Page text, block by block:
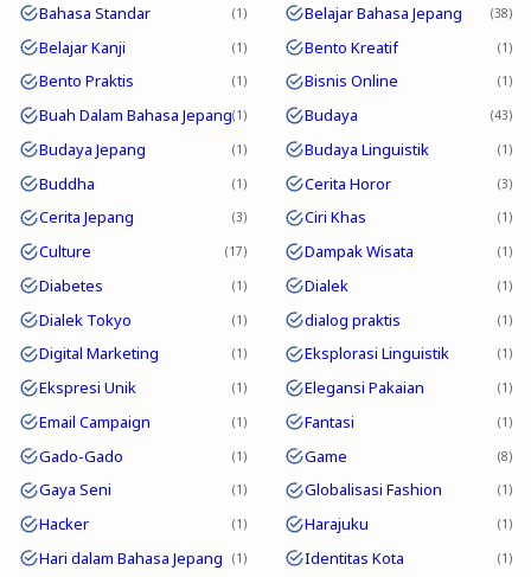
Bahasa Standar 1 Belajar Bahasa Jepang 38
Belajar Kanji 1 Bento Kreatif 1
Bento Praktis 1 Bisnis Online 1
Buah Dalam Bahasa Jepang 1 Budaya 43
Budaya Jepang 1 Budaya Linguistik 1
Buddha 1 Cerita Horor 3
Cerita Jepang 3 Ciri Khas 1
Culture 17 Dampak Wisata 1
Diabetes 1 Dialek 1
Dialek Tokyo 1 dialog praktis 1
Digital Marketing 1 Eksplorasi Linguistik 1
Ekspresi Unik 1 Elegansi Pakaian 1
Email Campaign 1 Fantasi 1
Gado-Gado 1 Game 8
Gaya Seni 1 Globalisasi Fashion 1
Hacker 1 Harajuku 1
Hari dalam Bahasa Jepang 1 Identitas Kota 1